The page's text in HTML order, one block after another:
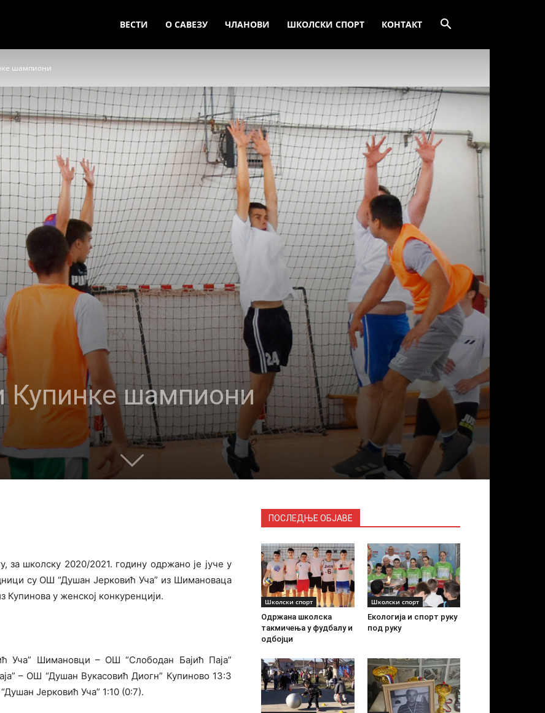
ВЕСТИ О САВЕЗУ ЧЛАНОВИ ШКОЛСКИ СПОРТ КОНТАКТ
шампиони
шампиони
за школску 2020/2021. годину одржано је јуче у
су ОШ “Душан Јерковић Уча” из Шимановаца
у женској конкуренцији.
Уча” Шимановци – ОШ “Слободан Бајић Паја”
– ОШ “Душан Вукасовић Диогн” Купиново 13:3
Јерковић Уча” 1:10 (0:7).
ПОСЛЕДЊЕ ОБЈАВЕ
Школски спорт
Одржана школска
такмичења у фудбалу и
одбојци
Школски спорт
Екологија и спорт руку
под руку